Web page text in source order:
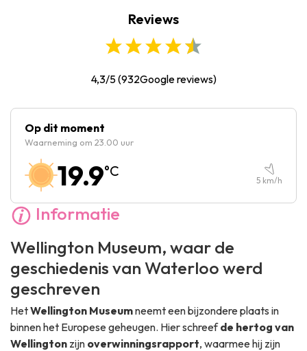
18:00
-18:00
Vrijdag :09:30-
Zaterdag :
Zondag :09:30- 18:00
Reviews
4,3/5(932Google reviews)
Op dit moment
Waarneming om 23.00 uur
19.9°C
5 km/h
Informatie
Wellington Museum, waar de
geschiedenis van Waterloo werd
geschreven
HetWellington Museumneemt een bijzondere plaats in
binnen het Europese geheugen. Hier schreefde hertog van
Wellington zijn overwinningsrapport, waarmee hij zijn